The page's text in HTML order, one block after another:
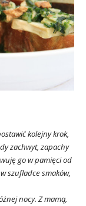
kolejny krok,
zachwyt, zapachy
go w pamięci od
szufladce smaków,
nocy. Z mamą,